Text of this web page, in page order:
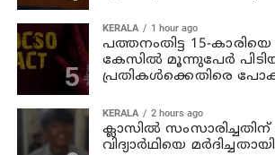
KERALA 1 hour ago
പത്തനംതിട്ട 15-കാരിയെ
കേസിൽ മൂന്നുപേർ
പ്രതികൾക്കെതിരെ
KERALA 2 hours ago
ക്ലാസില്‍
വിദ്യാര്‍ഥിയെ